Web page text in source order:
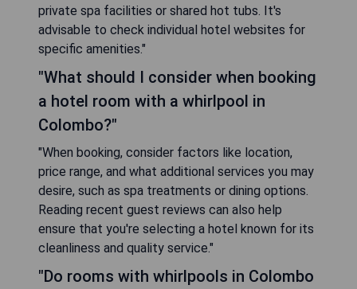
private spa facilities or shared hot tubs. It's
advisable to check individual hotel websites for
specific amenities."
"What should I consider when booking
a hotel room with a whirlpool in
Colombo?"
"When booking, consider factors like location,
price range, and what additional services you may
desire, such as spa treatments or dining options.
Reading recent guest reviews can also help
ensure that you're selecting a hotel known for its
cleanliness and quality service."
"Do rooms with whirlpools in Colombo